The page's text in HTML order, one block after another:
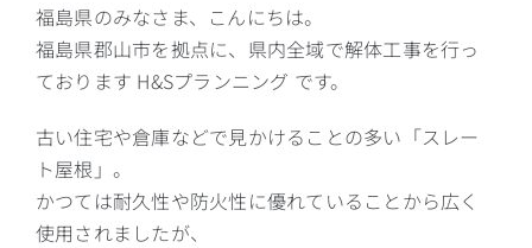
福島県のみなさま、こんにちは。
福島県郡山市を拠点に、県内全域で解体工事を行っ
ております H&Sプランニング です。
古い住宅や倉庫などで見かけることの多い「スレー
ト屋根」。
かつては耐久性や防火性に優れていることから広く
使用されましたが、